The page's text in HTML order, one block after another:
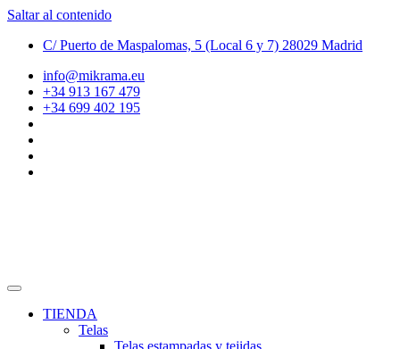
Saltar al contenido
C/ Puerto de Maspalomas, 5 (Local 6 y 7) 28029 Madrid
info@mikrama.eu
+34 913 167 479
+34 699 402 195
TIENDA
Telas
Telas estampadas y tejidas